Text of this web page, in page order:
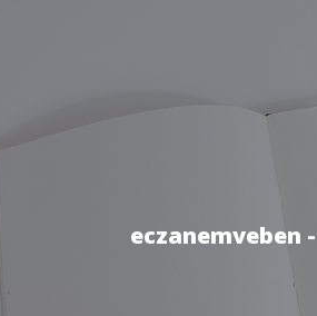
eczanemveben